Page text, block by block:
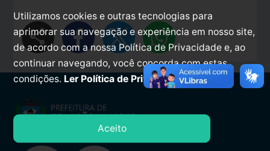
share
Utilizamos cookies e outras tecnologias para
aprimorar sua navegação e experiência em nosso site,
de acordo com a nossa Política de Privacidade e, ao
continuar navegando, você concorda com estas
condições. Ler Política de Privacidade.
Aceito